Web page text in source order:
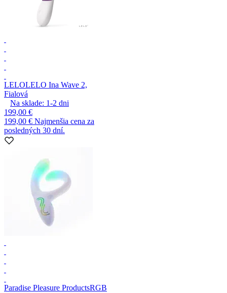
LELOLELO Ina Wave 2,
Fialová
Na sklade: 1-2 dni
199,00 €
199,00 € Najmenšia cena za
posledných 30 dní.
Paradise Pleasure ProductsRGB